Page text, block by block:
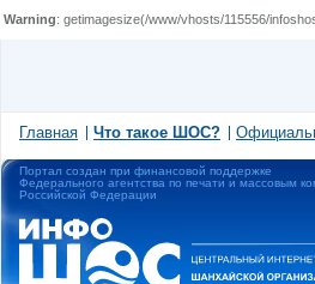
Warning: getimagesize(/www/vhosts/115556/
Главная Что такое ШОС?
Портал создан при финансовой поддержке
Федерального агентства по печати и массовым
Российской Федерации